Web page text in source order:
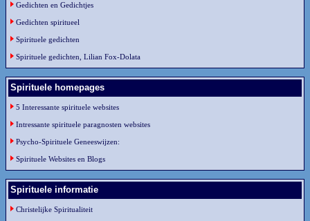
Gedichten en Gedichtjes
Gedichten spiritueel
Spirituele gedichten
Spirituele gedichten, Lilian Fox-Dolata
Spirituele homepages
5 Interessante spirituele websites
Intressante spirituele paragnosten websites
Psycho-Spirituele Geneeswijzen:
Spirituele Websites en Blogs
Spirituele informatie
Christelijke Spiritualiteit